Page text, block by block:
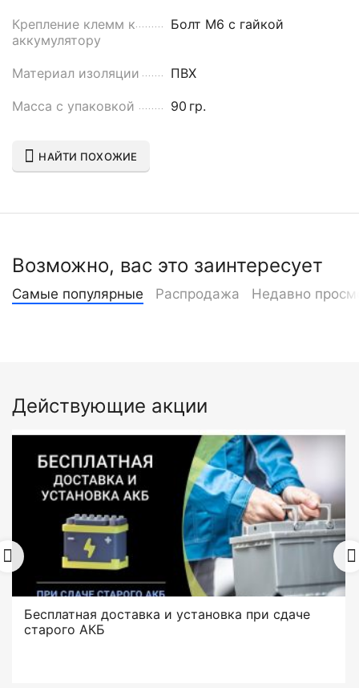
Крепление клемм к
аккумулятору
Болт М6 с гайкой
Материал изоляции ПВХ
Масса с упаковкой 90 гр.
НАЙТИ ПОХОЖИЕ
Возможно, вас это заинтересует
Самые популярные Распродажа Недавно
Действующие акции
Бесплатная доставка и установка при сдаче
старого АКБ